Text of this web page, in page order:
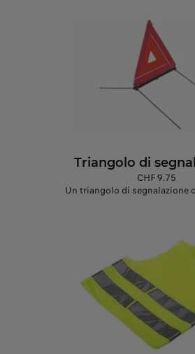
Triangolo di
CHF 9.75
Un triangolo di segnalazione